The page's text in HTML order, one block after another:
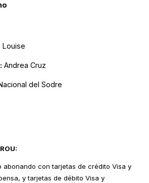
Louise
Andrea Cruz
del Sodre
abonando con tarjetas de crédito Visa y
y tarjetas de débito Visa y